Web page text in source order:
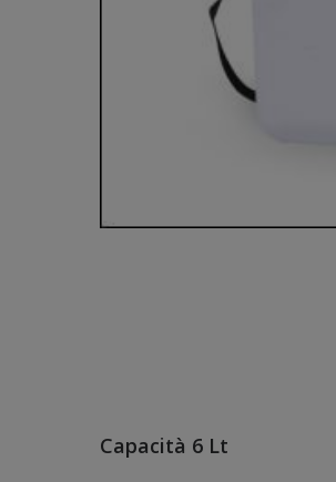
Capacità 6 Lt